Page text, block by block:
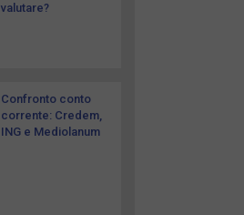
valutare?
Confronto conto
corrente: Credem,
ING e Mediolanum